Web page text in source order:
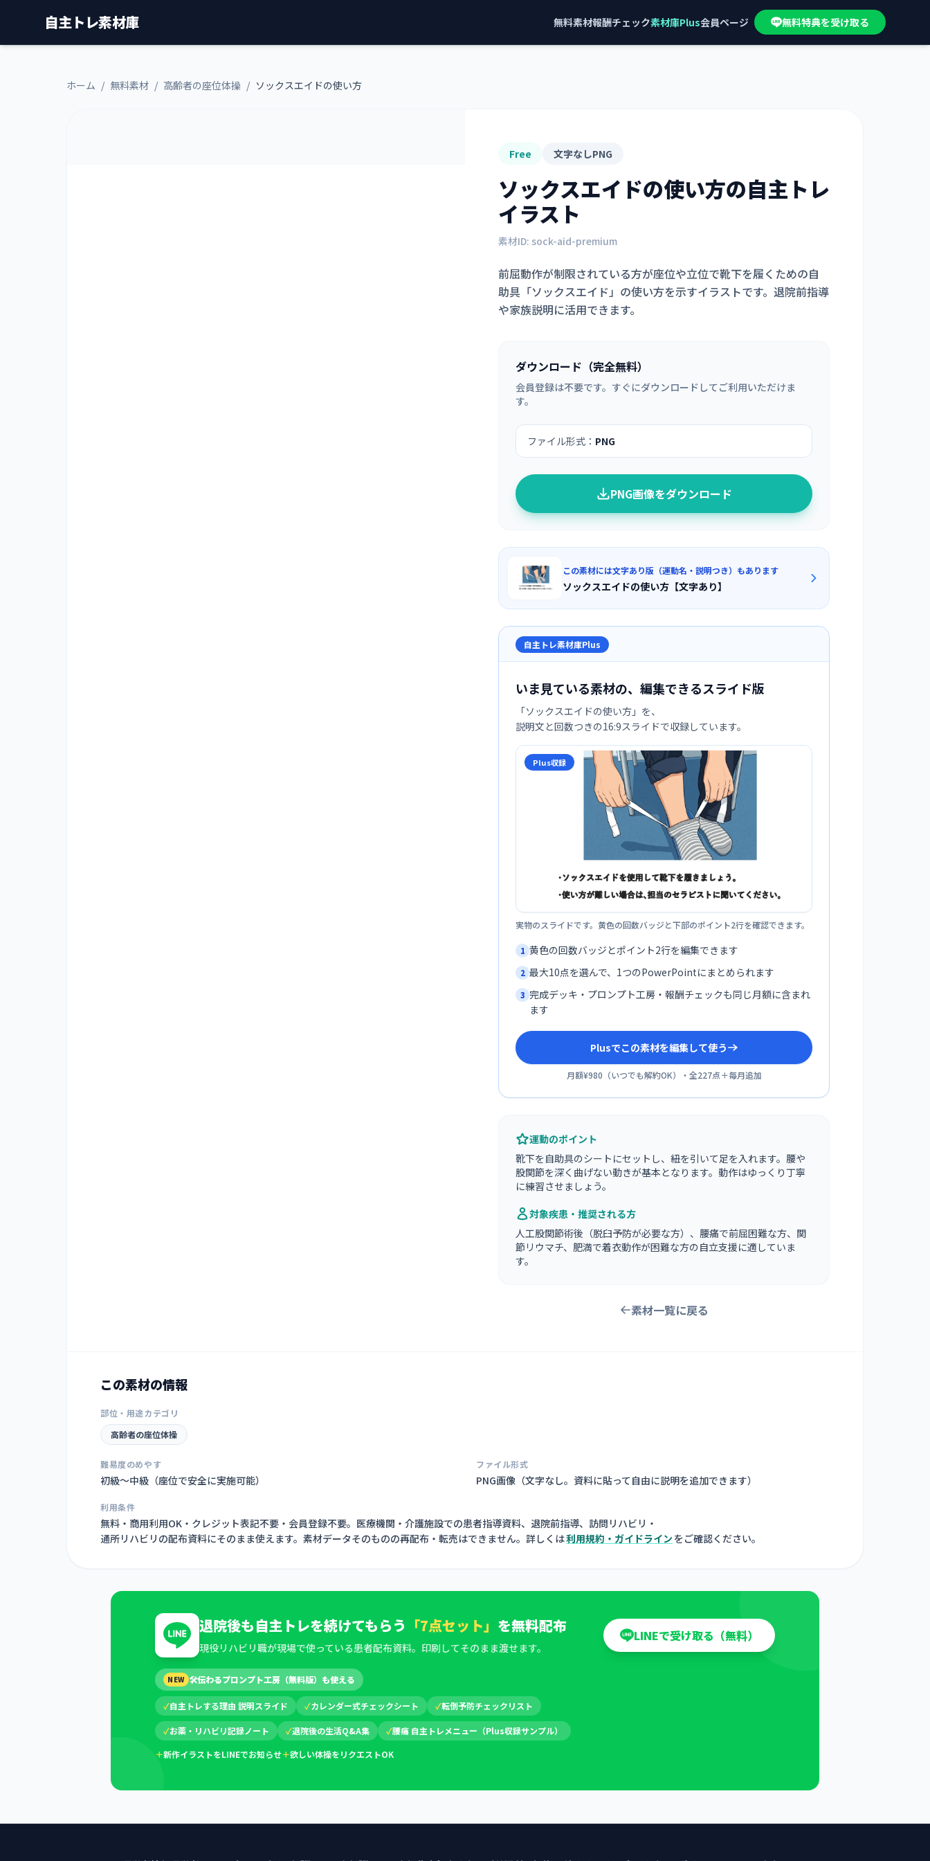
自主トレ素材庫 無料素材報酬チェック素材庫Plus会員ページ 無料特典を受け取る
ホーム / 無料素材 / 高齢者の座位体操 / ソックスエイドの使い方
Free 文字なしPNG
ソックスエイドの使い方の自主トレ
イラスト
素材ID: sock-aid-premium
前屈動作が制限されている方が座位や立位で靴下を履くための自
助具「ソックスエイド」の使い方を示すイラストです。退院前指導
や家族説明に活用できます。
ダウンロード（完全無料）
会員登録は不要です。すぐにダウンロードしてご利用いただけま
す。
ファイル形式： PNG
PNG画像をダウンロード
この素材には文字あり版（運動名・説明つき）もあります
ソックスエイドの使い方【文字あり】
自主トレ素材庫Plus
いま見ている素材の、編集できるスライド版
「ソックスエイドの使い方 」を、
説明文と回数つきの16:9スライドで収録しています。
Plus収録
実物のスライドです。黄色の回数バッジと下部のポイント2行を確認できます。
1 黄色の回数バッジとポイント2行を編集できます
2 最大10点を選んで、1つのPowerPointにまとめられます
3 完成デッキ・プロンプト工房・報酬チェックも同じ月額に含まれ
ます
Plusでこの素材を編集して使う
月額¥980 （いつでも解約OK）・全227点＋毎月追加
運動のポイント
靴下を自助具のシートにセットし、紐を引いて足を入れます。腰や
股関節を深く曲げない動きが基本となります。動作はゆっくり丁寧
に練習させましょう。
対象疾患・推奨される方
人工股関節術後（脱臼予防が必要な方）、腰痛で前屈困難な方、関
節リウマチ、肥満で着衣動作が困難な方の自立支援に適していま
す。
素材一覧に戻る
この素材の情報
部位・用途カテゴリ
高齢者の座位体操
難易度のめやす
初級〜中級（座位で安全に実施可能）
ファイル形式
PNG画像（文字なし。資料に貼って自由に説明を追加できます）
利用条件
無料・商用利用OK・クレジット表記不要・会員登録不要。医療機関・介護施設での患者指導資料、退院前指導、訪問リハビリ・
通所リハビリの配布資料にそのまま使えます。素材データそのものの再配布・転売はできません。詳しくは利用規約・ガイドライン をご確認ください。
退院後も自主トレを続けてもらう 「7点セット」 を無料配布
現役リハビリ職が現場で使っている患者配布資料。印刷してそのまま渡せます。
LINEで受け取る（無料）
NEW 🛠伝わるプロンプト工房（無料版）も使える
✓自主トレする理由 説明スライド ✓カレンダー式チェックシート ✓転倒予防チェックリスト
✓お薬・リハビリ記録ノート ✓退院後の生活Q&A集 ✓腰痛 自主トレメニュー（Plus収録サンプル）
＋新作イラストをLINEでお知らせ＋欲しい体操をリクエストOK